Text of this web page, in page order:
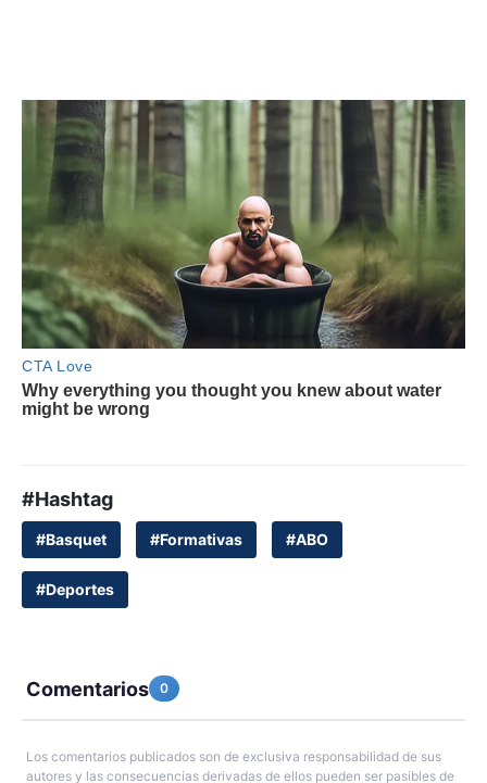
#Hashtag
#Basquet #Formativas #ABO
#Deportes
Comentarios 0
Los comentarios publicados son de exclusiva responsabilidad de sus
autores y las consecuencias derivadas de ellos pueden ser pasibles de